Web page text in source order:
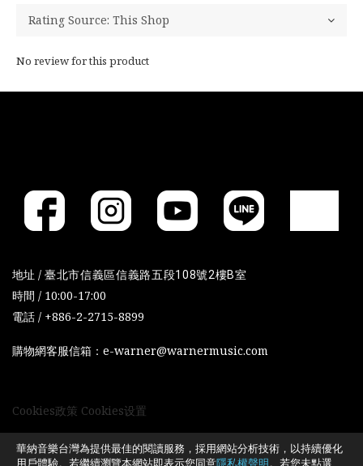
No review for this product
地址 / 臺北市信義區信義路五段108號2樓B室
時間 / 10:00-17:00
電話 / +886-2-2715-8899
購物網客服信箱：e-warner@warnermusic.com
Cookies政策 Cookies设置
華納音樂台灣為提供最佳的閱讀服務，採用網站分析技術，以持續優化
用戶體驗。若繼續瀏覽本網站即表示您同意隱私權聲明。若您未點選